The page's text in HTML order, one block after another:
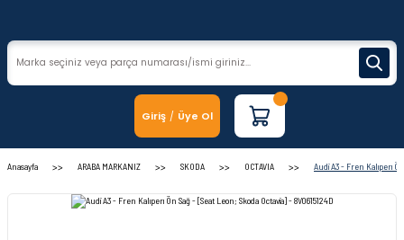
Giriş / Üye Ol
Anasayfa ARABA MARKANIZ SKODA OCTAVIA Audi A3 - Fren Kalıperı